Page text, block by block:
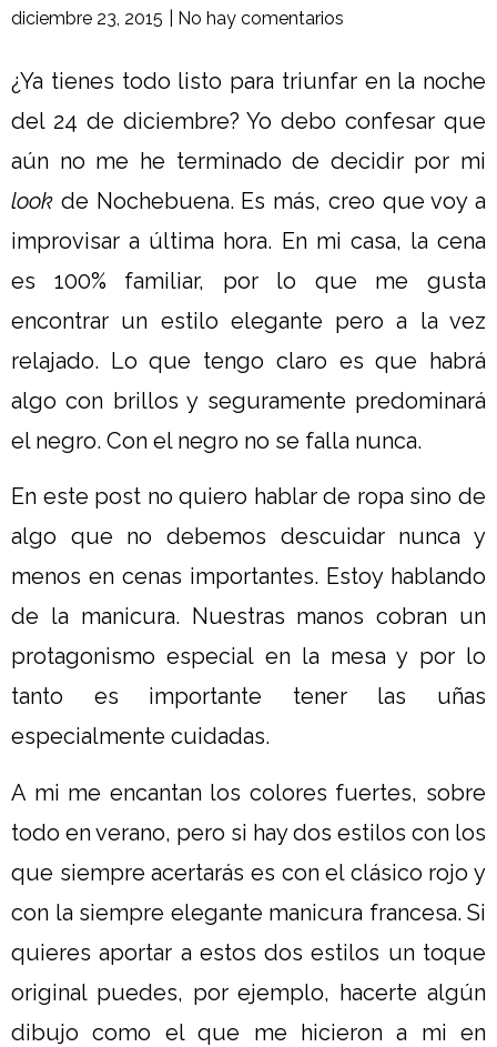
diciembre 23, 2015 No hay comentarios
¿Ya tienes todo listo para triunfar en la noche
del 24 de diciembre? Yo debo confesar que
aún no me he terminado de decidir por mi
look de Nochebuena. Es más, creo que voy a
improvisar a última hora. En mi casa, la cena
es 100% familiar, por lo que me gusta
encontrar un estilo elegante pero a la vez
relajado. Lo que tengo claro es que habrá
algo con brillos y seguramente predominará
el negro. Con el negro no se falla nunca.
En este post no quiero hablar de ropa sino de
algo que no debemos descuidar nunca y
menos en cenas importantes. Estoy hablando
de la manicura. Nuestras manos cobran un
protagonismo especial en la mesa y por lo
tanto es importante tener las uñas
especialmente cuidadas.
A mi me encantan los colores fuertes, sobre
todo en verano, pero si hay dos estilos con los
que siempre acertarás es con el clásico rojo y
con la siempre elegante manicura francesa. Si
quieres aportar a estos dos estilos un toque
original puedes, por ejemplo, hacerte algún
dibujo como el que me hicieron a mi en